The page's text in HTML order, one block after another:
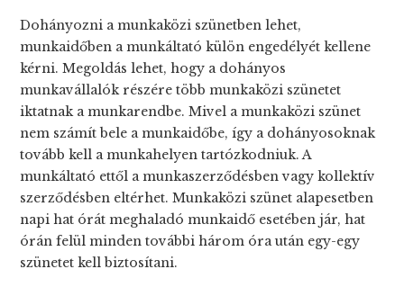
Dohányozni a munkaközi szünetben lehet,
munkaidőben a munkáltató külön engedélyét kellene
kérni. Megoldás lehet, hogy a dohányos
munkavállalók részére több munkaközi szünetet
iktatnak a munkarendbe. Mivel a munkaközi szünet
nem számít bele a munkaidőbe, így a dohányosoknak
tovább kell a munkahelyen tartózkodniuk. A
munkáltató ettől a munkaszerződésben vagy kollektív
szerződésben eltérhet. Munkaközi szünet alapesetben
napi hat órát meghaladó munkaidő esetében jár, hat
órán felül minden további három óra után egy-egy
szünetet kell biztosítani.